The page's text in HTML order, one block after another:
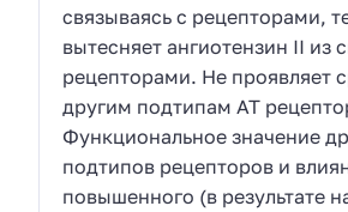
связываясь с рецепторами,
вытесняет ангиотензин II из
рецепторами. Не проявляет
другим подтипам АТ
Функциональное значение
подтипов рецепторов и
повышенного (в результате